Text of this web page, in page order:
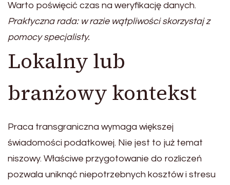
Warto poświęcić czas na weryfikację danych.
Praktyczna rada: w razie wątpliwości skorzystaj z
pomocy specjalisty.
Lokalny lub
branżowy kontekst
Praca transgraniczna wymaga większej
świadomości podatkowej. Nie jest to już temat
niszowy. Właściwe przygotowanie do rozliczeń
pozwala uniknąć niepotrzebnych kosztów i stresu